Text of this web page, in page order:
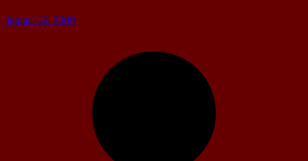
Januar 16, 2009